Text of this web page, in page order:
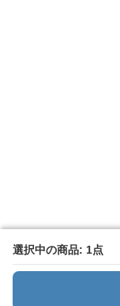
選択中の商品: 1点
選択中の商品: 1点